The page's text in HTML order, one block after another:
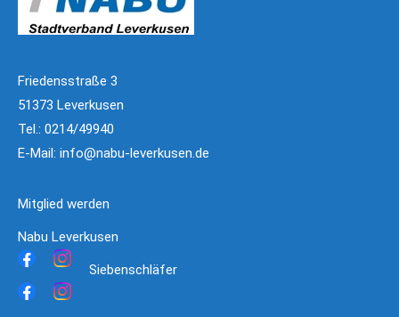
Friedensstraße 3
51373 Leverkusen
Tel.: 0214/49940
E-Mail: info@nabu-leverkusen.de
Mitglied werden
Nabu Leverkusen
Siebenschläfer